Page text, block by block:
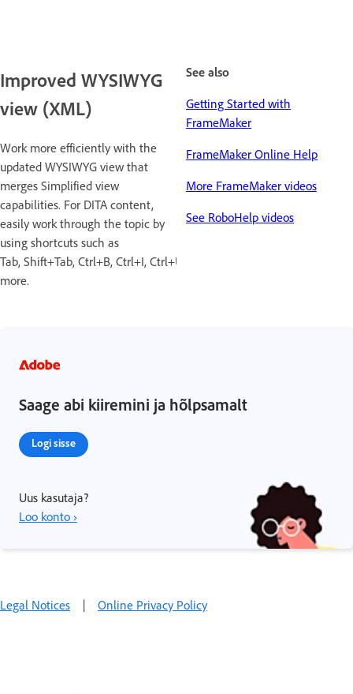
Improved WYSIWYG
view (XML)
Work more efficiently with the
updated WYSIWYG view that
merges Simplified view
capabilities. For DITA content,
easily work through the topic by
using shortcuts such as
Tab, Shift+Tab, Ctrl+B, Ctrl+I, Ctrl+U, and
more.
See also
Getting Started with
FrameMaker
FrameMaker Online Help
More FrameMaker videos
See RoboHelp videos
Saage abi kiiremini ja hõlpsamalt
Logi sisse
Uus kasutaja?
Loo konto ›
Legal Notices | Online Privacy Policy